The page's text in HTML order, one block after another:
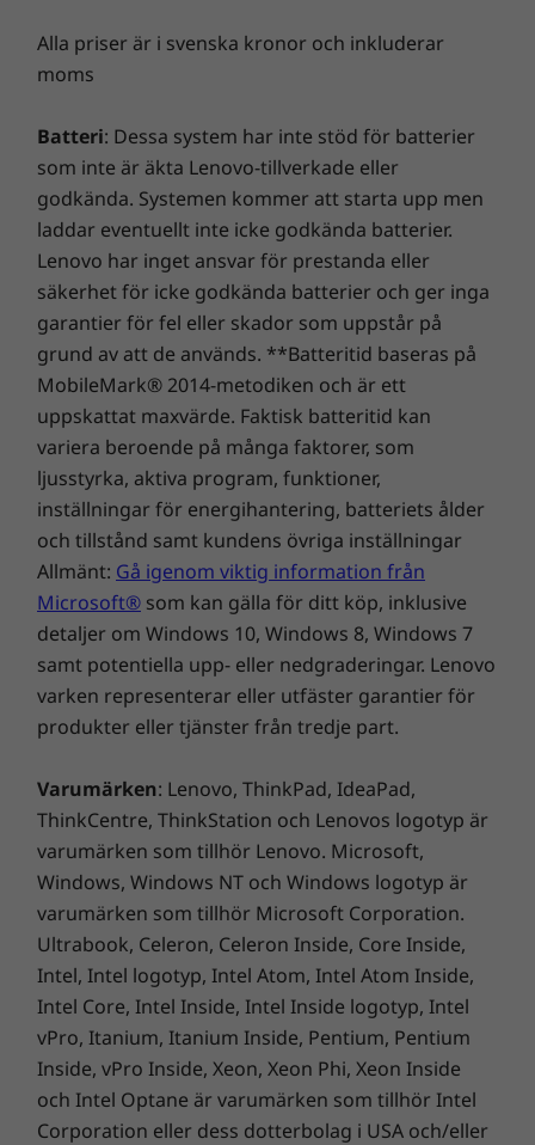
Secure, connected, reliable
Information availability is another challenging
issue for users at the Edge, who require
insight into their operations at all times to
ensure they are making the right decisions.
The ThinkSystem SE350 is designed to provide
several connectivity options with wired and
secure wireless Wi-Fi and LTE connection
ability. This purpose-built compact server is
reliable for a wide variety of Edge and IoT
workloads.
DL/50Mbps UL
5G ready
1x PCIe 3.0 x16 75W or 4x M.2 22110
Support for 1x NVIDIA®T4 GPU for AI inference
Support for GPU, FGPA, ASIC accelerators
Support for operational technology networks
1x PCIe network card expansion
4x 1GbE RJ45 PCIe
2x 10GBASE-T PCIe
2x 10/25GbE SFP28 PCIe
I/O
Front: 1x VGA, 2x USB 3.0, 1x XClarity Controller
management mini-USB
Rear: 1x RJ45 Console Serial, 2x USB 2.0
USB and Console ports can be disabled
Systems Management
Lenovo XClarity Administrator with mobile option
Environmental
Extended operating temperature of 0-55°C, up to 40G
shock & 3Grms vibration, IEC 60068, NEBS 3, optional
Security
ThinkShield Key Vault secure management with
motion and intrusion tamper protection
Optional Key Vault SED encrypted storage for boot
and data drives
Lenovo Trusted Supplier Program, Secure boot, and
Smart USB Protections, Lenovo Wi-Fi Security, Lenovo
LTE Security
Optional Kensington keyed lock compatible chassis
Nationz TPM 2.0 for customers in China
Cable locking bezel
Alla priser är i svenska kronor och inkluderar
moms
Batteri: Dessa system har inte stöd för batterier
som inte är äkta Lenovo-tillverkade eller
godkända. Systemen kommer att starta upp men
laddar eventuellt inte icke godkända batterier.
Lenovo har inget ansvar för prestanda eller
säkerhet för icke godkända batterier och ger inga
garantier för fel eller skador som uppstår på
grund av att de används. **Batteritid baseras på
MobileMark® 2014-metodiken och är ett
uppskattat maxvärde. Faktisk batteritid kan
variera beroende på många faktorer, som
ljusstyrka, aktiva program, funktioner,
inställningar för energihantering, batteriets ålder
och tillstånd samt kundens övriga inställningar
Allmänt: Gå igenom viktig information från
Microsoft® som kan gälla för ditt köp, inklusive
detaljer om Windows 10, Windows 8, Windows 7
samt potentiella upp- eller nedgraderingar. Lenovo
varken representerar eller utfäster garantier för
produkter eller tjänster från tredje part.
Varumärken: Lenovo, ThinkPad, IdeaPad,
ThinkCentre, ThinkStation och Lenovos logotyp är
varumärken som tillhör Lenovo. Microsoft,
Windows, Windows NT och Windows logotyp är
varumärken som tillhör Microsoft Corporation.
Ultrabook, Celeron, Celeron Inside, Core Inside,
Intel, Intel logotyp, Intel Atom, Intel Atom Inside,
Intel Core, Intel Inside, Intel Inside logotyp, Intel
vPro, Itanium, Itanium Inside, Pentium, Pentium
Inside, vPro Inside, Xeon, Xeon Phi, Xeon Inside
och Intel Optane är varumärken som tillhör Intel
Corporation eller dess dotterbolag i USA och/eller